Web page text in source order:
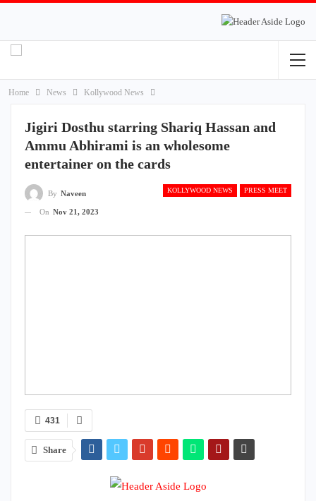
Home News Kollywood News
Jigiri Dosthu starring Shariq Hassan and
Ammu Abhirami is an wholesome
entertainer on the cards
KOLLYWOOD NEWS PRESS MEET
By Naveen
On Nov 21, 2023
431
Share